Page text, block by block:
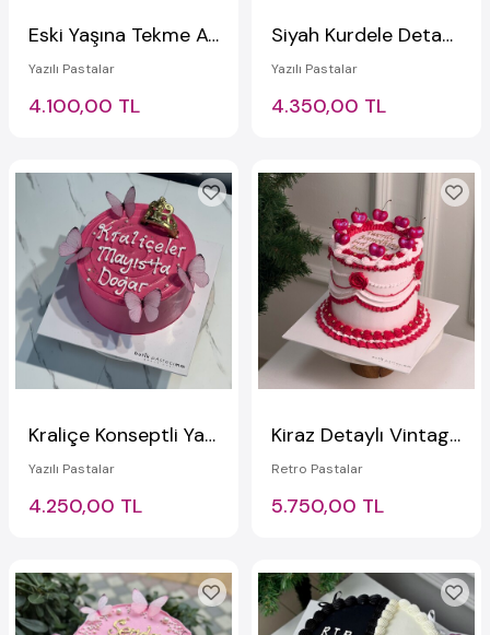
Eski Yaşına Tekme Atan Çizimli Komik Pasta
Yazılı Pastalar
4.100,00 TL
Siyah Kurdele Detaylı Yazılı Pasta
Yazılı Pastalar
4.350,00 TL
Kraliçe Konseptli Yazılı Pasta
Yazılı Pastalar
4.250,00 TL
Kiraz Detaylı Vintage Pasta (Lambeth Cake)
Retro Pastalar
5.750,00 TL